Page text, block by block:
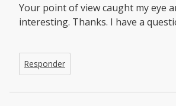
Your point of view caught my eye
interesting. Thanks. I have a
Responder